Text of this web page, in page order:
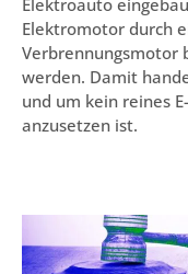
Elektroauto
Elektromotor durch
Verbrennungsmotor
werden. Damit
und um kein reines
anzusetzen ist.